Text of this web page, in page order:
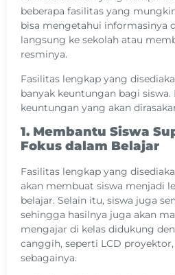
beberapa fasilitas yang
bisa mengetahui informasinya
langsung ke sekolah atau
resminya.
Fasilitas lengkap yang
banyak keuntungan bagi siswa.
keuntungan yang akan
1. Membantu Siswa
Fokus dalam Belajar
Fasilitas lengkap yang
akan membuat siswa menjadi
belajar. Selain itu, siswa juga
sehingga hasilnya juga akan
mengajar di kelas didukung
canggih, seperti LCD
sebagainya.